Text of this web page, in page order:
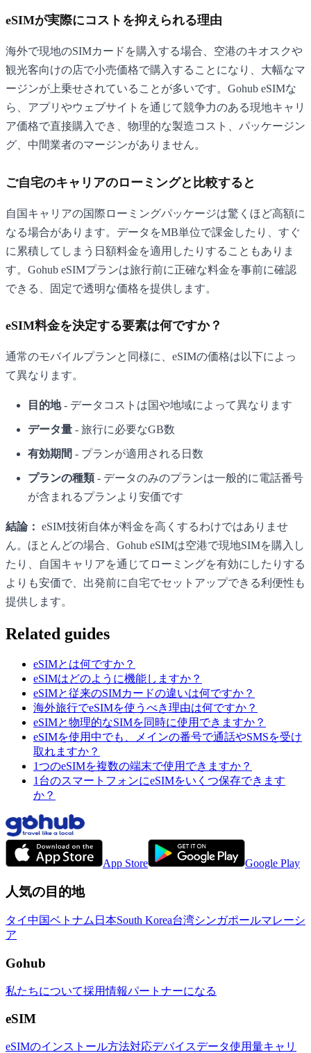
eSIMが実際にコストを抑えられる理由
海外で現地のSIMカードを購入する場合、空港のキオスクや
観光客向けの店で小売価格で購入することになり、大幅なマ
ージンが上乗せされていることが多いです。Gohub eSIMな
ら、アプリやウェブサイトを通じて競争力のある現地キャリ
ア価格で直接購入でき、物理的な製造コスト、パッケージン
グ、中間業者のマージンがありません。
ご自宅のキャリアのローミングと比較すると
自国キャリアの国際ローミングパッケージは驚くほど高額に
なる場合があります。データをMB単位で課金したり、すぐ
に累積してしまう日額料金を適用したりすることもありま
す。Gohub eSIMプランは旅行前に正確な料金を事前に確認
できる、固定で透明な価格を提供します。
eSIM料金を決定する要素は何ですか？
通常のモバイルプランと同様に、eSIMの価格は以下によっ
て異なります。
目的地- データコストは国や地域によって異なります
データ量 - 旅行に必要なGB数
有効期間 - プランが適用される日数
プランの種類- データのみのプランは一般的に電話番号
が含まれるプランより安価です
結論： eSIM技術自体が料金を高くするわけではありませ
ん。ほとんどの場合、Gohub eSIMは空港で現地SIMを購入し
たり、自国キャリアを通じてローミングを有効にしたりする
よりも安価で、出発前に自宅でセットアップできる利便性も
提供します。
Related guides
eSIMとは何ですか？
eSIMはどのように機能しますか？
eSIMと従来のSIMカードの違いは何ですか？
海外旅行でeSIMを使うべき理由は何ですか？
eSIMと物理的なSIMを同時に使用できますか？
eSIMを使用中でも、メインの番号で通話やSMSを受け
取れますか？
1つのeSIMを複数の端末で使用できますか？
1台のスマートフォンにeSIMをいくつ保存できます
か？
App Store Google Play
人気の目的地
タイ中国ベトナム 日本South Korea台湾シンガポールマレーシ
ア
Gohub
私たちについて採用情報パートナーになる
eSIM
eSIMのインストール方法対応デバイスデータ使用量キャリ